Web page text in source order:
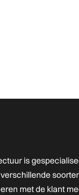
is
met de klant